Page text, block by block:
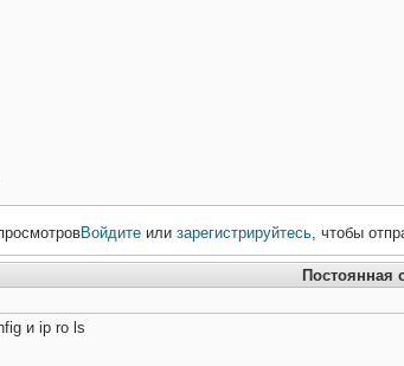
Войдите или зарегистрируйтесь, чтобы
Постоянная
и ip ro ls